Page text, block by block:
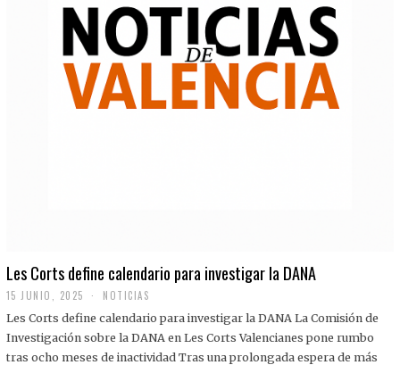
Les Corts define calendario para investigar la DANA
15 JUNIO, 2025 NOTICIAS
Les Corts define calendario para investigar la DANA La Comisión de
Investigación sobre la DANA en Les Corts Valencianes pone rumbo
tras ocho meses de inactividad Tras una prolongada espera de más